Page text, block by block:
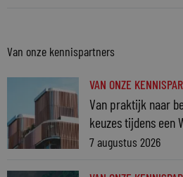
Van onze kennispartners
VAN ONZE
Van praktijk naar
keuzes tijdens een
7 augustus 2026